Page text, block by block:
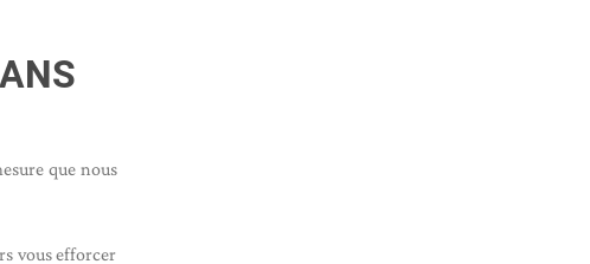
que nous
vous efforcer